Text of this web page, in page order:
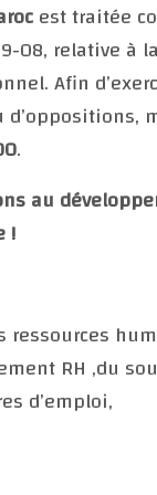
est traitée
08, relative à
Afin
d’oppositions,
.
au
!
RH ,du
d’emploi,